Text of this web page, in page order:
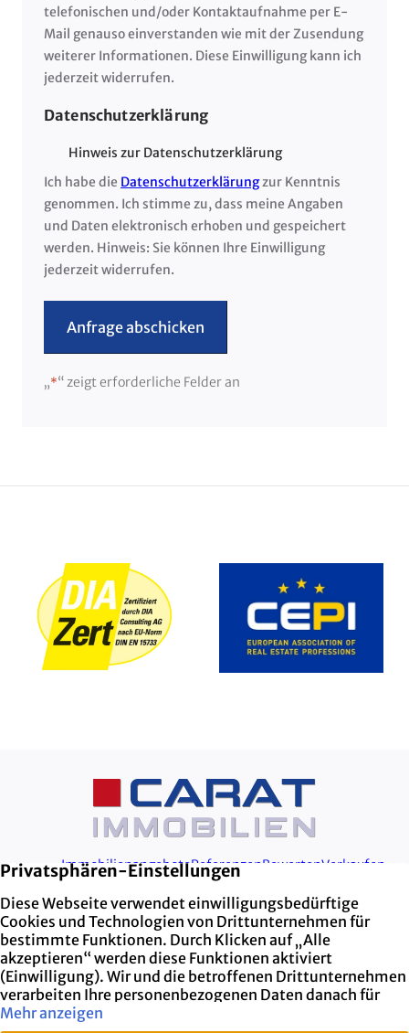
„*“ zeigt erforderliche Felder an
telefonischen und/oder Kontaktaufnahme per E-
Mail genauso einverstanden wie mit der Zusendung
weiterer Informationen. Diese Einwilligung kann ich
jederzeit widerrufen.
Datenschutzerklärung
Hinweis zur Datenschutzerklärung
Ich habe die Datenschutzerklärungzur Kenntnis
genommen. Ich stimme zu, dass meine Angaben
und Daten elektronisch erhoben und gespeichert
werden. Hinweis: Sie können Ihre Einwilligung
jederzeit widerrufen.
Alternative:
ImmobilienangeboteReferenzenBewertenVerkaufen
Kundenstimmen
Cookie-Einstellungen
Kontakt